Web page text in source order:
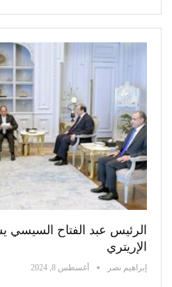
الرئيس عبد الفتاح السيسي
الإريتري
إبراهيم نصر أغسطس 8, 2024